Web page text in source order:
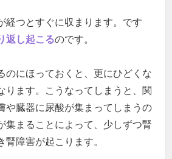
経つとすぐに収まります。です
返し起こるのです。
のにほっておくと、更にひどくな
ります。こうなってしまうと、関
や臓器に尿酸が集まってしまうの
集まることによって、少しずつ腎
腎障害が起こります。